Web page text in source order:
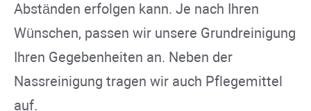
Abständen erfolgen kann. Je nach Ihren
Wünschen, passen wir unsere Grundreinigung
Ihren Gegebenheiten an. Neben der
Nassreinigung tragen wir auch Pflegemittel
auf.